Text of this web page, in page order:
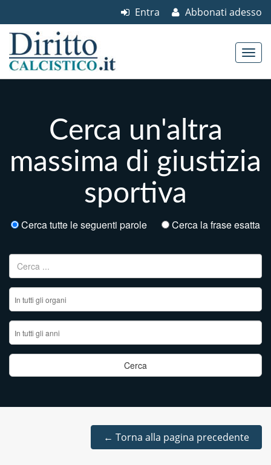
Abbonati adesso
Entra
Cerca un'altra
massima di giustizia
sportiva
Cerca tutte le seguenti parole Cerca la frase esatta
Ricerca per:
← Torna alla pagina precedente